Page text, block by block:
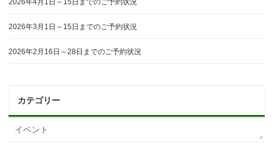
2026年4月1日～15日までのご予約状況
2026年3月1日～15日までのご予約状況
2026年2月16日～28日までのご予約状況
カテゴリー
イベント